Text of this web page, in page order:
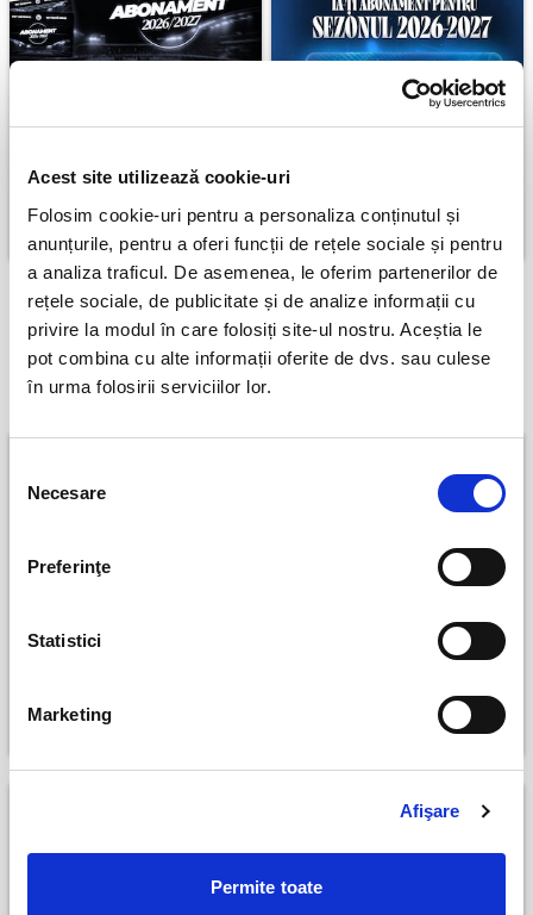
Acest site utilizează cookie-uri
Folosim cookie-uri pentru a personaliza conținutul și
anunțurile, pentru a oferi funcții de rețele sociale și pentru
a analiza traficul. De asemenea, le oferim partenerilor de
rețele sociale, de publicitate și de analize informații cu
privire la modul în care folosiți site-ul nostru. Aceștia le
pot combina cu alte informații oferite de dvs. sau culese
în urma folosirii serviciilor lor.
consimțământului
Necesare
Preferinţe
Statistici
Marketing
Afişare
Permite toate
Universitatea Cluj
Cluj-Napoca
perioada 1 iun - 31 mai 2027
Constanta
Ovidiu
perioada 5 iun - 31 mai 2027
AFISEAZA INCA 8
Pesteo luna
Abonamente Dinamo 1948
perioada 31 mai - 31 mai 2027
Abonamente FC Bihor
perioada 1 iun - 31 mai 2027